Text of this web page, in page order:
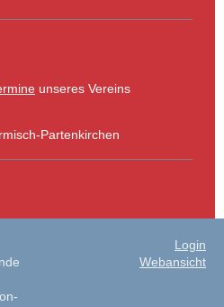
unseres Vereins
Partenkirchen
Login
Webansicht